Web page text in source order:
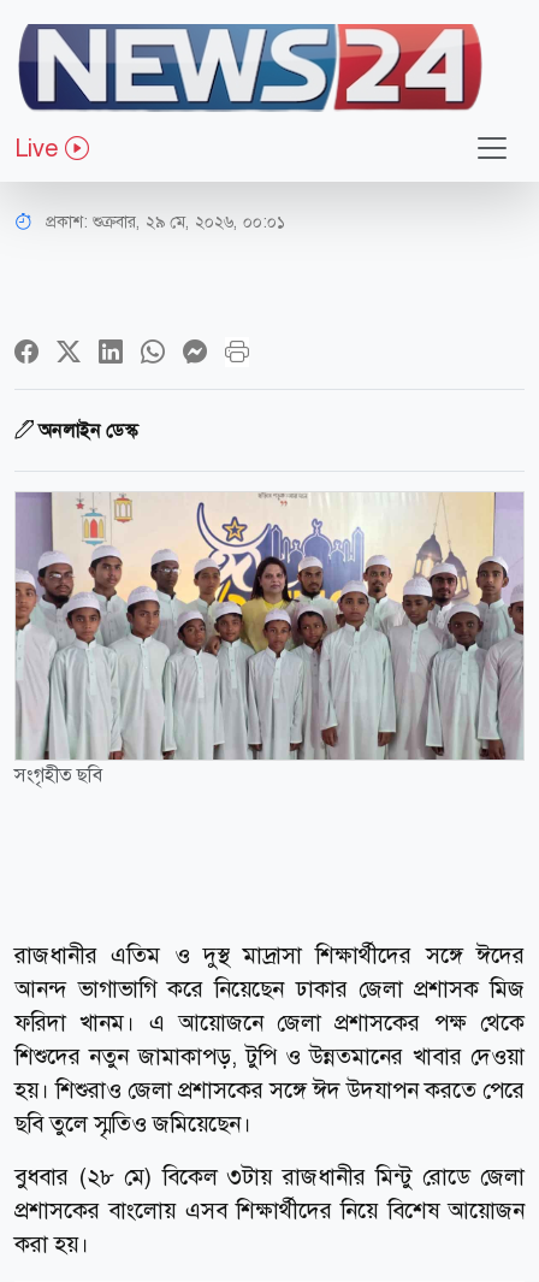
Live
রাজধানী
এতিম ও দুস্থ শিশুদের সঙ্গে ঈদ উদযাপন
করলেন ডিসি ফরিদা খানম
প্রকাশ: শুক্রবার, ২৯ মে, ২০২৬, ০০:০১
অনলাইন ডেস্ক
সংগৃহীত ছবি
রাজধানীর এতিম ও দুস্থ মাদ্রাসা শিক্ষার্থীদের সঙ্গে ঈদের
আনন্দ ভাগাভাগি করে নিয়েছেন ঢাকার জেলা প্রশাসক মিজ
ফরিদা খানম। এ আয়োজনে জেলা প্রশাসকের পক্ষ থেকে
শিশুদের নতুন জামাকাপড়, টুপি ও উন্নতমানের খাবার দেওয়া
হয়। শিশুরাও জেলা প্রশাসকের সঙ্গে ঈদ উদযাপন করতে পেরে
ছবি তুলে স্মৃতিও জমিয়েছেন।
বুধবার (২৮ মে) বিকেল ৩টায় রাজধানীর মিন্টু রোডে জেলা
প্রশাসকের বাংলোয় এসব শিক্ষার্থীদের নিয়ে বিশেষ আয়োজন
করা হয়।